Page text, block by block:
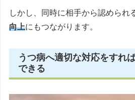
しかし、同時に相手から認められ
向上にもつながります。
うつ病へ適切な対応をすれ
できる